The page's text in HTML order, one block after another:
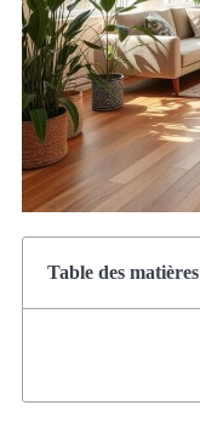
Table des matières